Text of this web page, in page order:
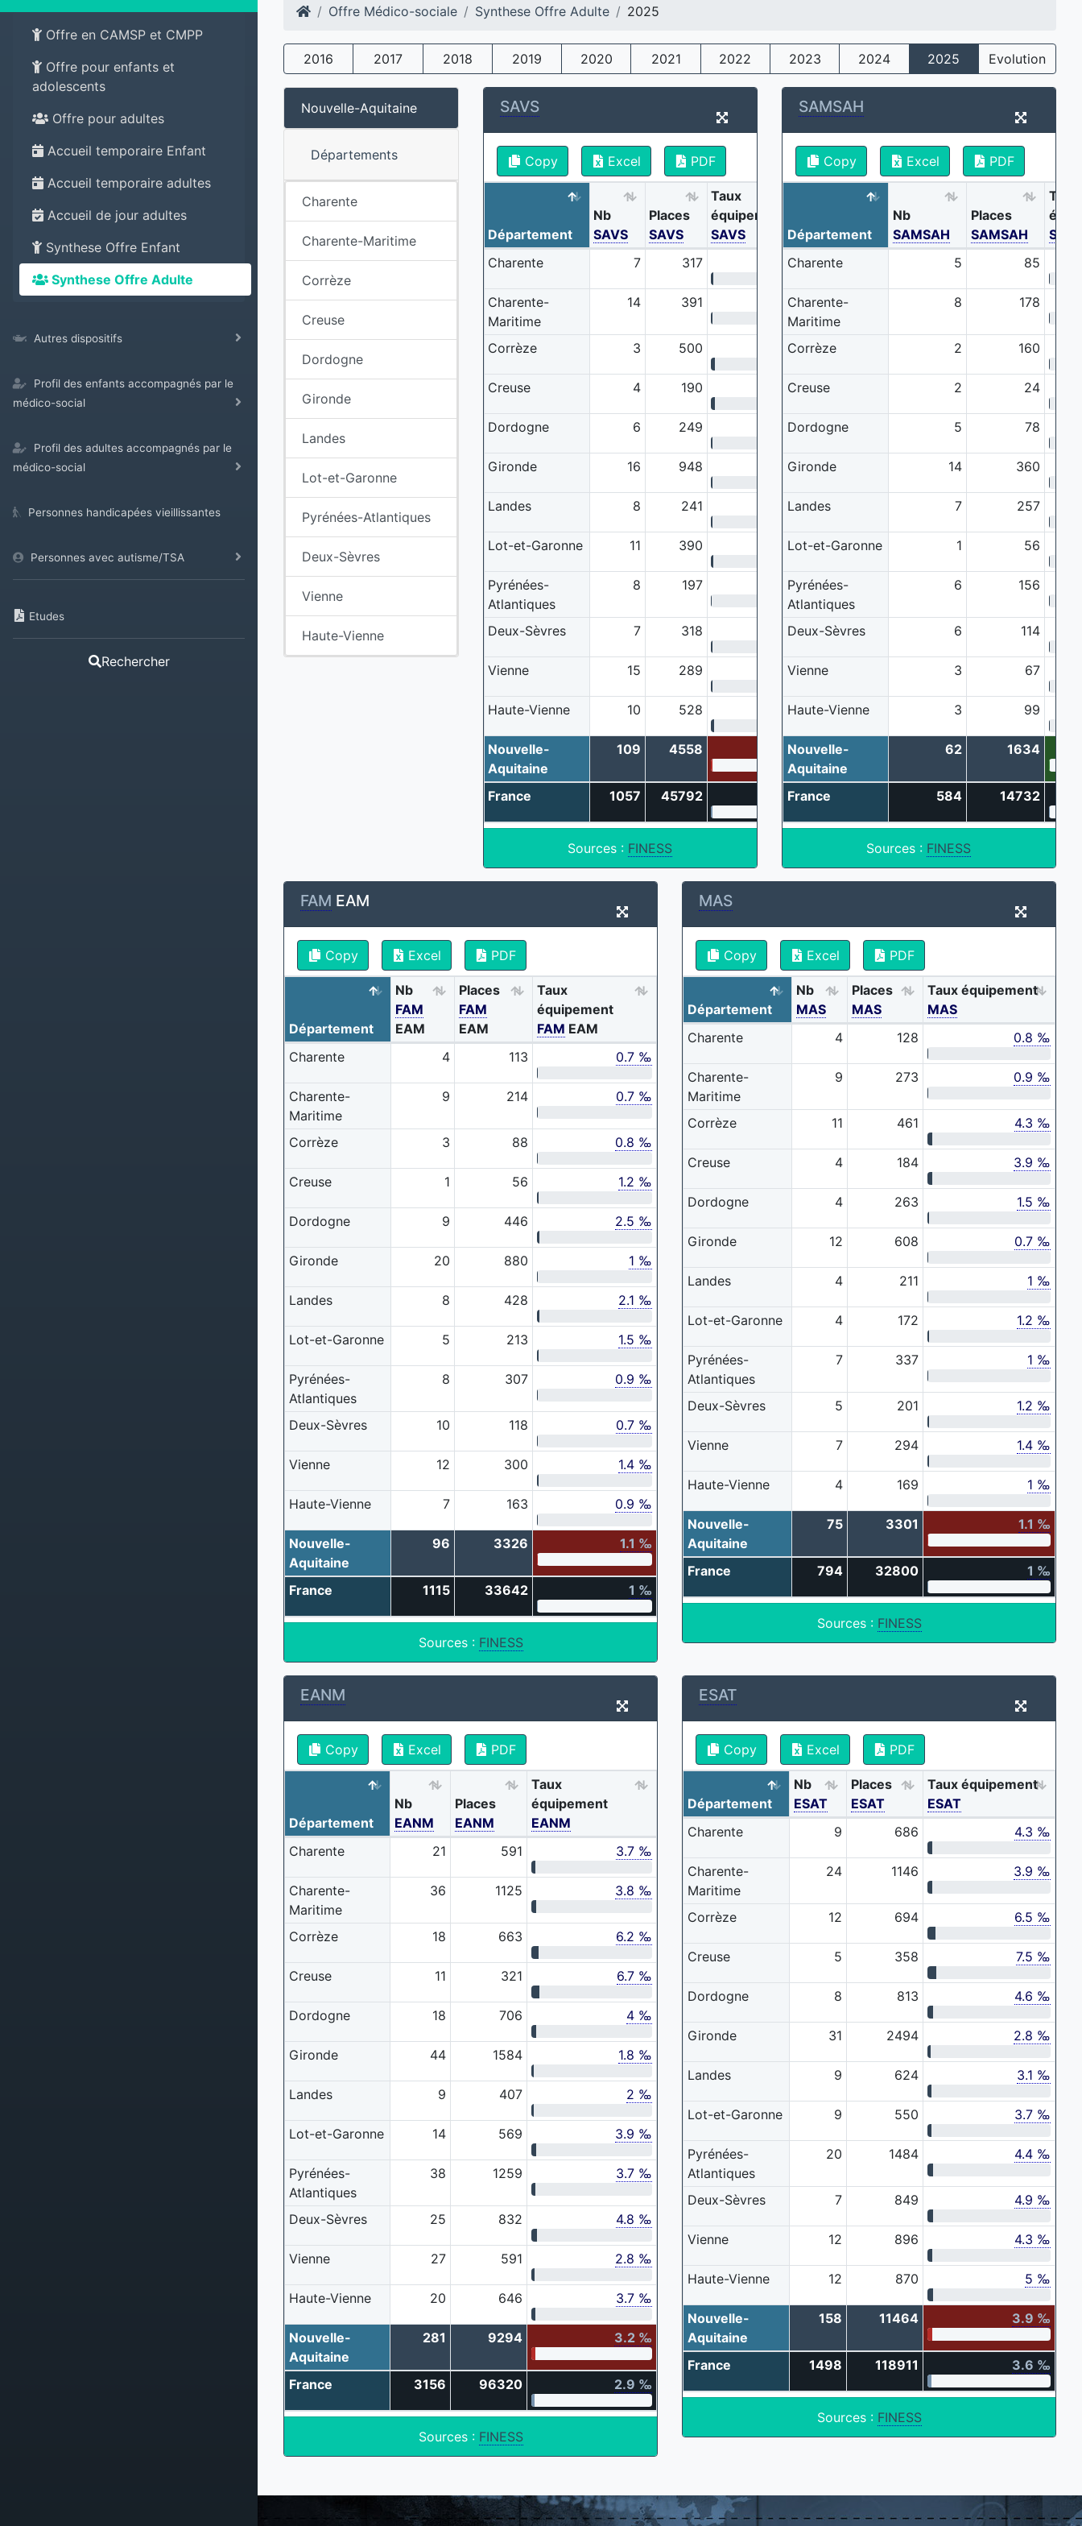
Offre en CAMSP et CMPP
Offre pour enfants et
adolescents
Offre pour adultes
Accueil temporaire Enfant
Accueil temporaire adultes
Accueil de jour adultes
Synthese Offre Enfant
Synthese Offre Adulte
Autres dispositifs
Profil des enfants accompagnés par le
médico-social
Profil des adultes accompagnés par le
médico-social
Personnes handicapées vieillissantes
Personnes avec autisme/TSA
Etudes
Rechercher
Offre Médico-sociale Synthese Offre Adulte 2025
2016 2017 2018 2019 2020 2021 2022 2023 2024 2025 Evolution
Nouvelle-Aquitaine
Départements
Charente
Charente-Maritime
Corrèze
Creuse
Dordogne
Gironde
Landes
Lot-et-Garonne
Pyrénées-Atlantiques
Deux-Sèvres
Vienne
Haute-Vienne
SAVS
Copy Excel PDF
Département
Nb
SAVS
Places
SAVS
Taux
équipement
SAVS
Charente
7 317 2 ‰
Charente-
Maritime
14 391 1.3 ‰
Corrèze 3 500 4.7 ‰
Creuse 4 190 4 ‰
Dordogne 6 249 1.4 ‰
Gironde 16 948 1.1 ‰
Landes 8 241 1.2 ‰
Lot-et-Garonne 11 390 2.7 ‰
Pyrénées-
Atlantiques
8 197 0.6 ‰
Deux-Sèvres 7 318 1.9 ‰
Vienne 15 289 1.4 ‰
Haute-Vienne 10 528 3.1 ‰
Nouvelle-
Aquitaine
109 4558 1.6 ‰
France 1057 45792 1.4 ‰
Sources : FINESS
SAMSAH
Copy Excel PDF
Département
Nb
SAMSAH
Places
SAMSAH
Taux
Charente
5 85
Charente-
Maritime
8 178
Corrèze 2 160
Creuse 2 24
Dordogne 5 78
Gironde 14 360
Landes 7 257
Lot-et-Garonne 1 56
Pyrénées-
Atlantiques
6 156
Deux-Sèvres 6 114
Vienne 3 67
Haute-Vienne 3 99
Nouvelle-
Aquitaine
62 1634
France 584 14732
Sources : FINESS
FAM EAM
Copy Excel PDF
Département
Nb
FAM
EAM
Places
FAM
EAM
Taux
équipement
FAM EAM
Charente
4 113 0.7 ‰
Charente-
Maritime
9 214 0.7 ‰
Corrèze 3 88 0.8 ‰
Creuse 1 56 1.2 ‰
Dordogne 9 446 2.5 ‰
Gironde 20 880 1 ‰
Landes 8 428 2.1 ‰
Lot-et-Garonne 5 213 1.5 ‰
Pyrénées-
Atlantiques
8 307 0.9 ‰
Deux-Sèvres 10 118 0.7 ‰
Vienne 12 300 1.4 ‰
Haute-Vienne 7 163 0.9 ‰
Nouvelle-
Aquitaine
96 3326 1.1 ‰
France 1115 33642 1 ‰
Sources : FINESS
MAS
Copy Excel PDF
Département
Nb
MAS
Places
MAS
Taux équipement
MAS
Charente
4 128 0.8 ‰
Charente-
Maritime
9 273 0.9 ‰
Corrèze 11 461 4.3 ‰
Creuse 4 184 3.9 ‰
Dordogne 4 263 1.5 ‰
Gironde 12 608 0.7 ‰
Landes 4 211 1 ‰
Lot-et-Garonne 4 172 1.2 ‰
Pyrénées-
Atlantiques
7 337 1 ‰
Deux-Sèvres 5 201 1.2 ‰
Vienne 7 294 1.4 ‰
Haute-Vienne 4 169 1 ‰
Nouvelle-
Aquitaine
75 3301 1.1 ‰
France 794 32800 1 ‰
Sources : FINESS
EANM
Copy Excel PDF
Département
Nb
EANM
Places
EANM
Taux
équipement
EANM
Charente
21 591 3.7 ‰
Charente-
Maritime
36 1125 3.8 ‰
Corrèze 18 663 6.2 ‰
Creuse 11 321 6.7 ‰
Dordogne 18 706 4 ‰
Gironde 44 1584 1.8 ‰
Landes 9 407 2 ‰
Lot-et-Garonne 14 569 3.9 ‰
Pyrénées-
Atlantiques
38 1259 3.7 ‰
Deux-Sèvres 25 832 4.8 ‰
Vienne 27 591 2.8 ‰
Haute-Vienne 20 646 3.7 ‰
Nouvelle-
Aquitaine
281 9294 3.2 ‰
France 3156 96320 2.9 ‰
Sources : FINESS
ESAT
Copy Excel PDF
Département
Nb
ESAT
Places
ESAT
Taux équipement
ESAT
Charente
9 686 4.3 ‰
Charente-
Maritime
24 1146 3.9 ‰
Corrèze 12 694 6.5 ‰
Creuse 5 358 7.5 ‰
Dordogne 8 813 4.6 ‰
Gironde 31 2494 2.8 ‰
Landes 9 624 3.1 ‰
Lot-et-Garonne 9 550 3.7 ‰
Pyrénées-
Atlantiques
20 1484 4.4 ‰
Deux-Sèvres 7 849 4.9 ‰
Vienne 12 896 4.3 ‰
Haute-Vienne 12 870 5 ‰
Nouvelle-
Aquitaine
158 11464 3.9 ‰
France 1498 118911 3.6 ‰
Sources : FINESS